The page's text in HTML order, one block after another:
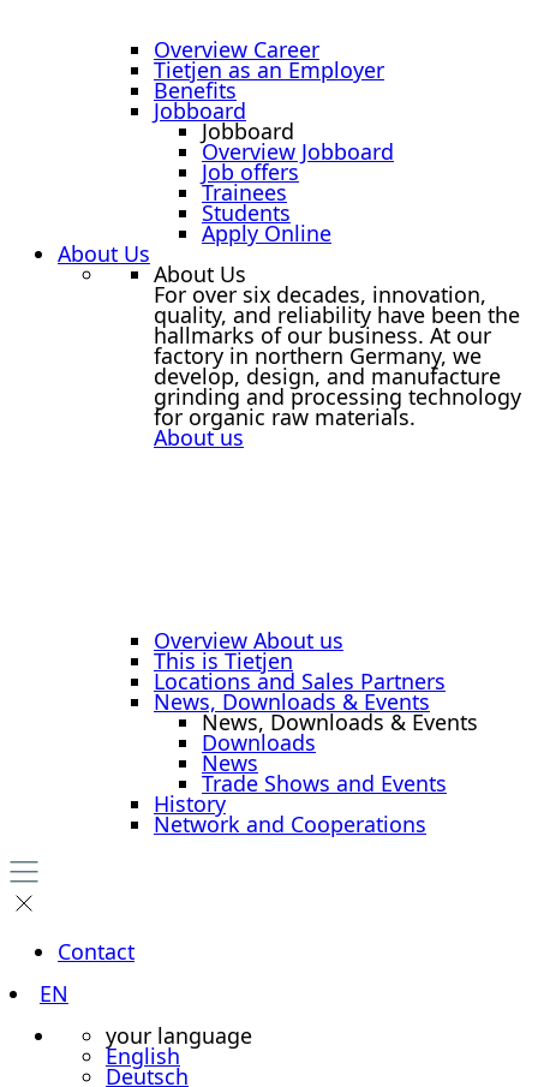
Overview Career
Tietjen as an Employer
Benefits
Jobboard
Jobboard
Overview Jobboard
Job offers
Trainees
Students
Apply Online
About Us
About Us
For over six decades, innovation,
quality, and reliability have been the
hallmarks of our business. At our
factory in northern Germany, we
develop, design, and manufacture
grinding and processing technology
for organic raw materials.
About us
Overview About us
This is Tietjen
Locations and Sales Partners
News, Downloads & Events
News, Downloads & Events
Downloads
News
Trade Shows and Events
History
Network and Cooperations
Contact
EN
your language
English
Deutsch